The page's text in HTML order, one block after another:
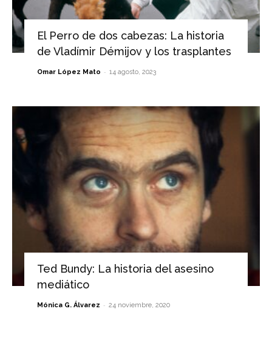
El Perro de dos cabezas: La historia
de Vladímir Démijov y los trasplantes
Omar López Mato - 14 agosto, 2023
Ted Bundy: La historia del asesino
mediático
Mónica G. Álvarez - 24 noviembre, 2020